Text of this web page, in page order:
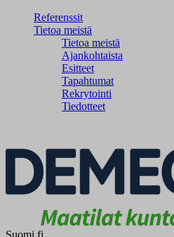
Referenssit
Tietoa meistä
Tietoa meistä
Ajankohtaista
Esitteet
Tapahtumat
Rekrytointi
Tiedotteet
Suomi fi